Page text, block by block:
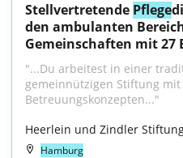
Stellvertretende Pflege
den ambulanten
Gemeinschaften mit
"...Du arbeitest in einer
gemeinnützigen Stiftung
Betreuungskonzepten..."
Heerlein und Zindler
Hamburg